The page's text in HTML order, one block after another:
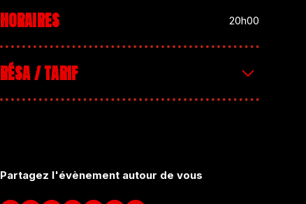
HORAIRES 20h00
RÉSA / TARIF
Partagez l'évènement autour de vous